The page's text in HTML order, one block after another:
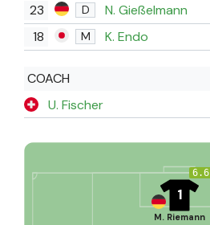
23
D
N. Gießelmann
18
M K. Endo
COACH
U. Fischer
6.6
1
M. Riemann